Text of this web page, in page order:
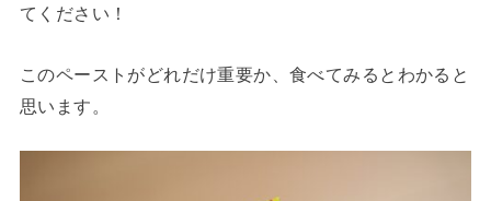
てください！
このペーストがどれだけ重要か、食べてみるとわかると
思います。